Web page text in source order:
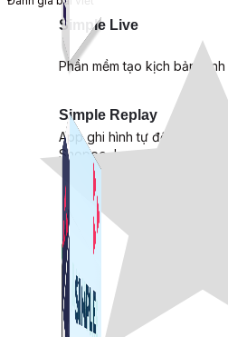
Simple Replay
App ghi hình tự động quy
Shopee, Lazada, Tiktokshop
Simple Live
Phần mềm tạo kịch bản